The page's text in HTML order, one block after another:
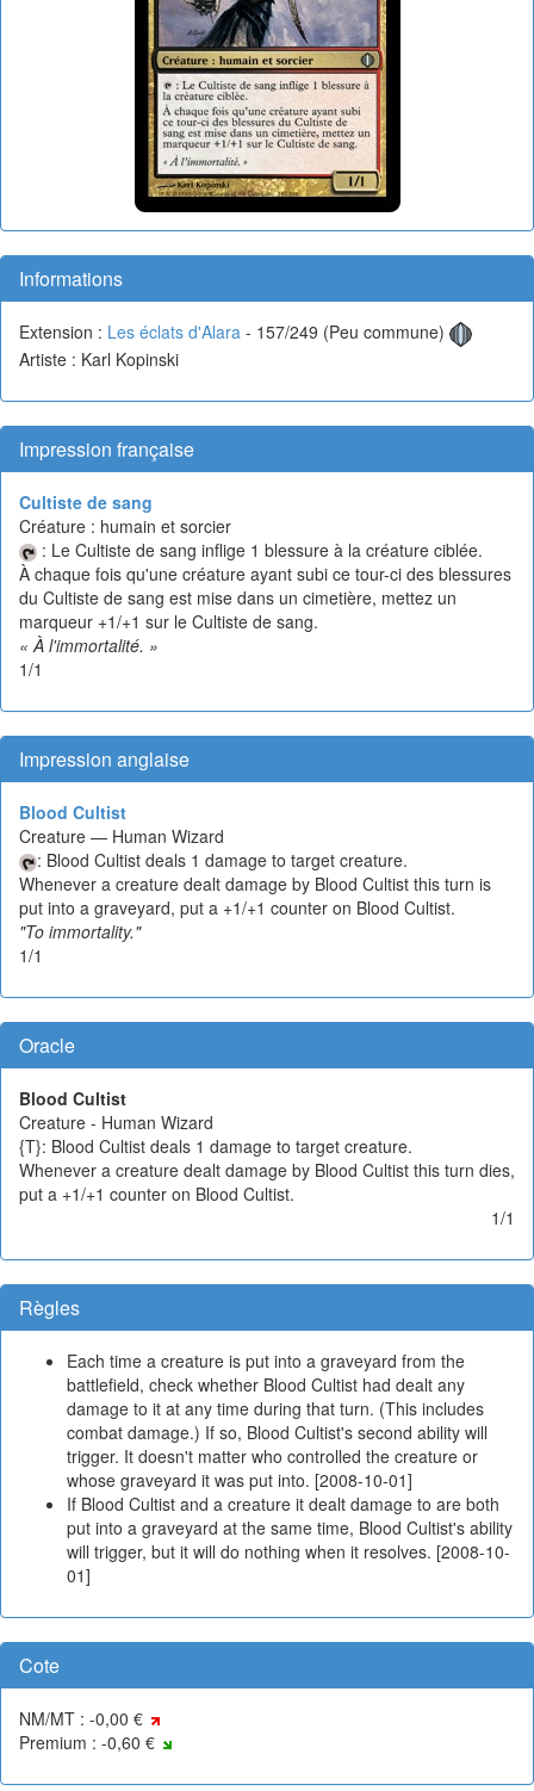
Informations
Extension : Les éclats d'Alara - 157/249 (Peu commune)
Artiste : Karl Kopinski
Impression française
Cultiste de sang
Créature : humain et sorcier
: Le Cultiste de sang inflige 1 blessure à la créature ciblée.
À chaque fois qu'une créature ayant subi ce tour-ci des blessures
du Cultiste de sang est mise dans un cimetière, mettez un
marqueur +1/+1 sur le Cultiste de sang.
« À l'immortalité. »
1/1
Impression anglaise
Blood Cultist
Creature — Human Wizard
: Blood Cultist deals 1 damage to target creature.
Whenever a creature dealt damage by Blood Cultist this turn is
put into a graveyard, put a +1/+1 counter on Blood Cultist.
"To immortality."
1/1
Oracle
Blood Cultist
Creature - Human Wizard
{T}: Blood Cultist deals 1 damage to target creature.
Whenever a creature dealt damage by Blood Cultist this turn dies,
put a +1/+1 counter on Blood Cultist.
1/1
Règles
Each time a creature is put into a graveyard from the
battlefield, check whether Blood Cultist had dealt any
damage to it at any time during that turn. (This includes
combat damage.) If so, Blood Cultist's second ability will
trigger. It doesn't matter who controlled the creature or
whose graveyard it was put into. [2008-10-01]
If Blood Cultist and a creature it dealt damage to are both
put into a graveyard at the same time, Blood Cultist's ability
will trigger, but it will do nothing when it resolves. [2008-10-
01]
Cote
NM/MT : -0,00 €
Premium : -0,60 €